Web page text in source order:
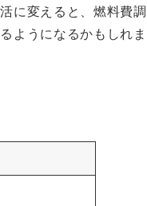
に変えると、燃料費調
ようになるかもしれま